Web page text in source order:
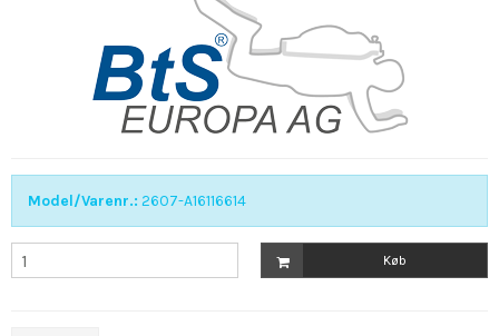
Model/Varenr.: 2607-A16116614
Køb